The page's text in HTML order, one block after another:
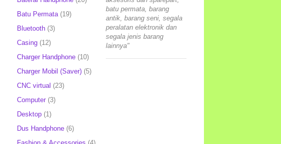
Batu Permata (19)
Bluetooth (3)
Casing (12)
Charger Handphone (10)
Charger Mobil (Saver) (5)
CNC virtual (23)
Computer (3)
Desktop (1)
Dus Handphone (6)
batu permata, barang
antik, barang seni, segala
peralatan elektronik dan
segala jenis barang
lainnya"